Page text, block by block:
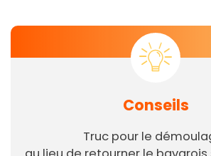
Conseils
Truc pour le